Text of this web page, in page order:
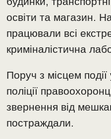
освіти та магазин. На
працювали всі
криміналістична
Поруч з місцем
поліції
звернення від
постраждали.